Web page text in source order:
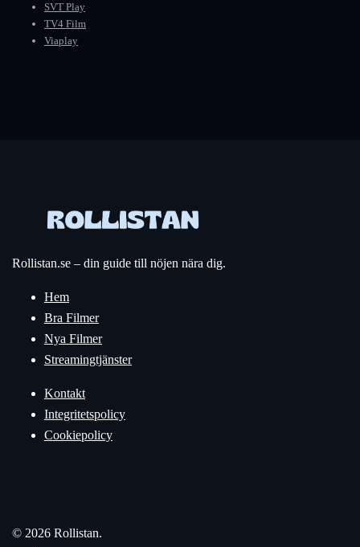
SVT Play
TV4 Film
Viaplay
Rollistan.se – din guide till nöjen nära dig.
Hem
Bra Filmer
Nya Filmer
Streamingtjänster
Kontakt
Integritetspolicy
Cookiepolicy
© 2026 Rollistan.